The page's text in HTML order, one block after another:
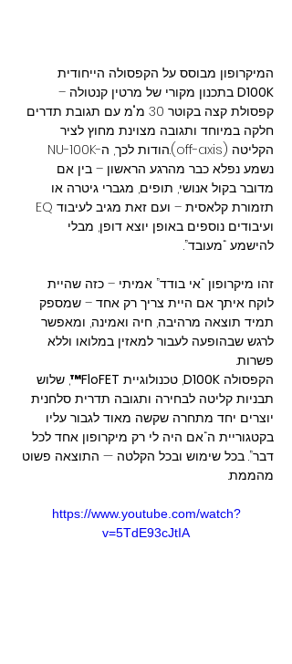
המיקרופון מבוסס על הקפסולה הייחודית
D100K בתכנון מקורי של מרטין קנטולה –
קפסולת קצה בקוטר 30 מ"מ עם תגובת תדרים
חלקה במיוחד ותגובה מצוינת מחוץ לציר
נשמע נפלא כבר מהרגע הראשון – בין אם
מדובר בקול אנושי, תופים, מגברי גיטרה או
ועיבודים נוספים באופן יוצא דופן, מבלי
להישמע “מעובד”.
זהו מיקרופון “אי בודד” אמיתי – כזה שהיית
לוקח איתך אם היית צריך רק אחד – שמספק
תמיד תוצאה מרהיבה, חיה ואמינה, ומאפשר
לרגש שבהופעה לעבור למאזין במלואו וללא
פשרות.
הקפסולה D100K, טכנולוגיית FloFET™ , שלוש
תבניות קליטה לבחירה ותגובה תדרית סלחנית
יוצרים יחד מתחרה שקשה מאוד לגבור עליו
בקטגוריית ה“אם היה לי רק מיקרופון אחד לכל
דבר”. בכל שימוש ובכל הקלטה — התוצאה פשוט
מהממת.
https://www.youtube.com/watch?
v=5TdE93cJtIA